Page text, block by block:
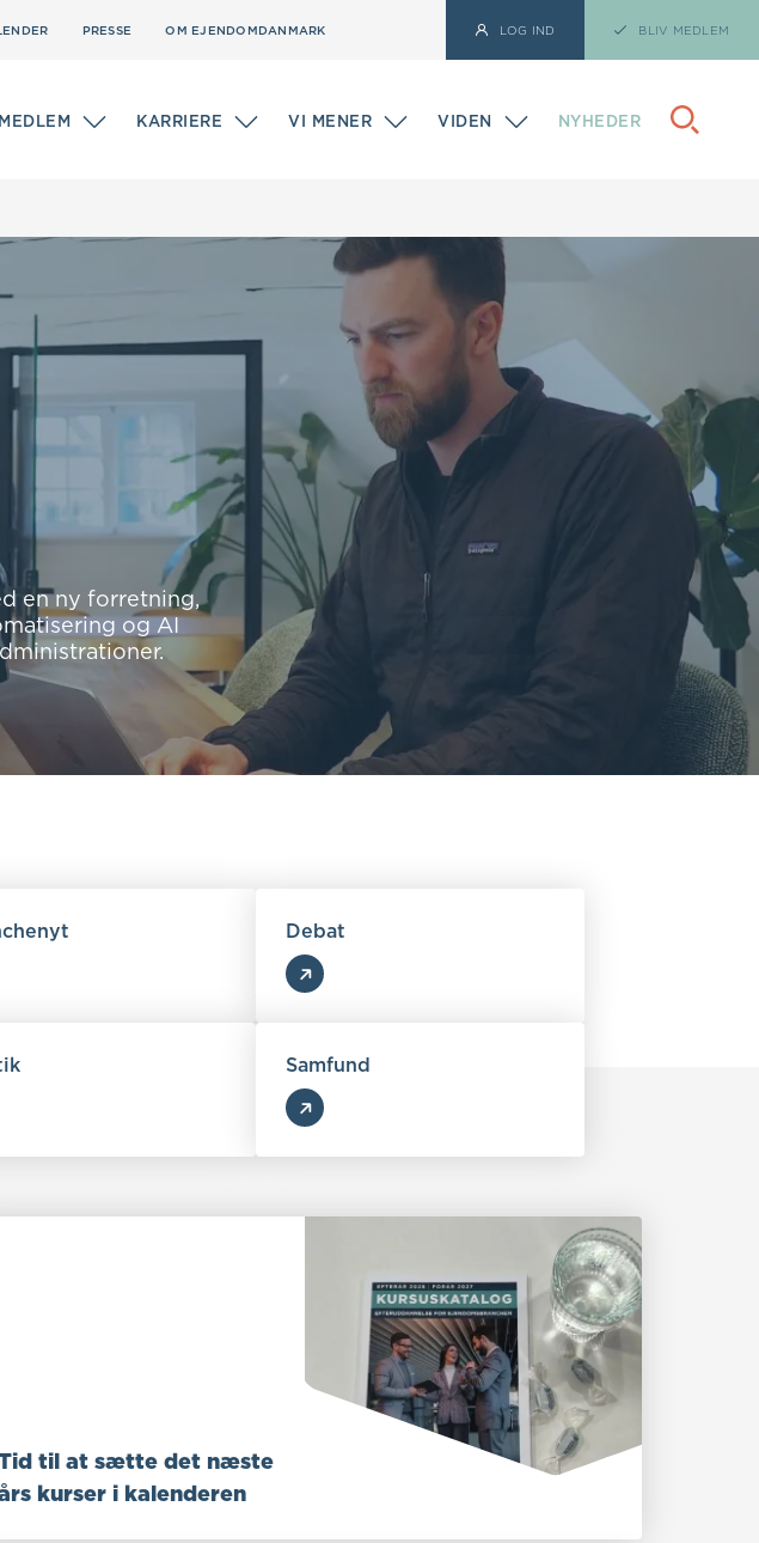
PRESSE OM EJENDOMDANMARK LOG IND BLIV MEDLEM
MEDLEM KARRIERE VI MENER VIDEN NYHEDER
en ny forretning,
og AI
Debat
Samfund
til at sætte det næste
kurser i kalenderen